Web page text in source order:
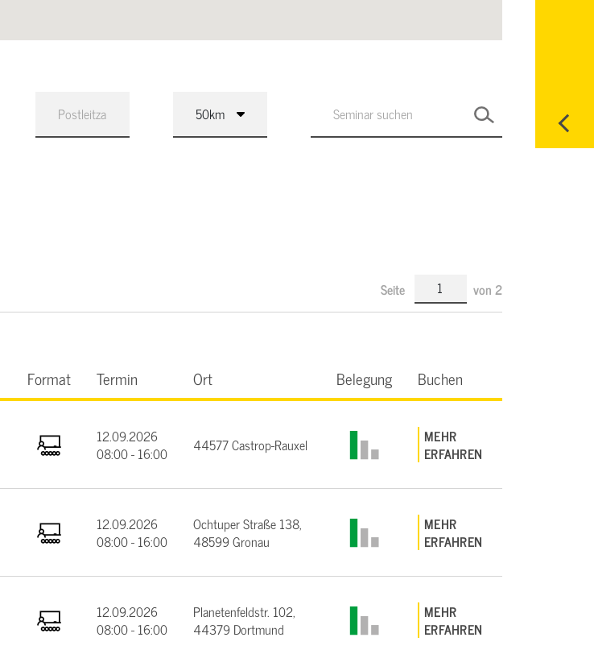
Seite von2
Format Termin Ort Belegung Buchen
12.09.2026
08:00 - 16:00
44577 Castrop-Rauxel
MEHR
ERFAHREN
12.09.2026
08:00 - 16:00
Ochtuper Straße 138,
48599 Gronau
MEHR
ERFAHREN
12.09.2026
08:00 - 16:00
Planetenfeldstr. 102,
44379 Dortmund
MEHR
ERFAHREN